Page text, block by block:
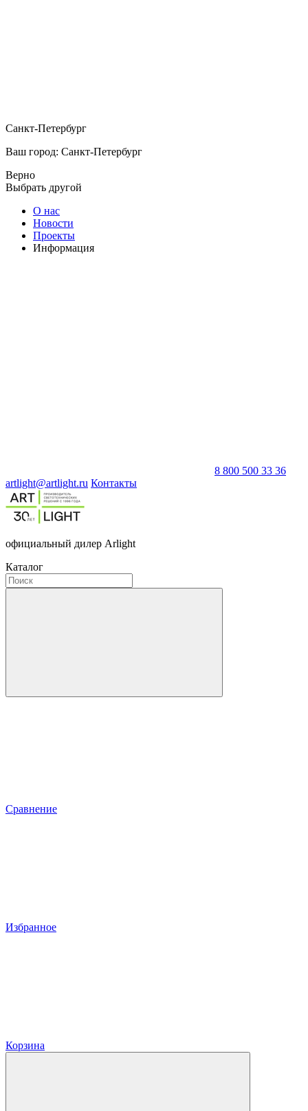
Санкт-Петербург
Ваш город: Санкт-Петербург
Верно
Выбрать другой
О нас
Новости
Проекты
Информация
8 800 500 33 36
artlight@artlight.ru Контакты
официальный дилер Arlight
Каталог
Сравнение
Избранное
Корзина